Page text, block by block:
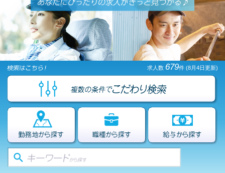
求人数 679件 (8月4日更新)